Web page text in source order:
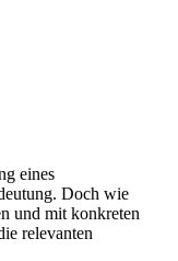
eines
Doch wie
und mit konkreten
relevanten